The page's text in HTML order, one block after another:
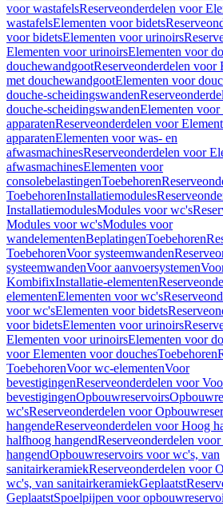
voor wastafelsReserveonderdelen voor
wastafelsElementen voor bidets
voor bidetsElementen voor urinoirs
Elementen voor urinoirsElementen voor
douchewandgootReserveonderdelen voor
met douchewandgootElementen voor
douche-scheidingswanden
douche-scheidingswandenElementen voor
apparatenReserveonderdelen voor
apparatenElementen voor was- en
afwasmachinesReserveonderdelen voor
afwasmachinesElementen voor
consolebelastingenToebehoren
ToebehorenInstallatiemodules
InstallatiemodulesModules voor wc's
Modules voor wc'sModules voor
wandelementenBeplatingenToebehoren
ToebehorenVoor systeemwanden
systeemwandenVoor aanvoersystemen
KombifixInstallatie-elementen
elementenElementen voor wc's
voor wc'sElementen voor bidets
voor bidetsElementen voor urinoirs
Elementen voor urinoirsElementen voor
voor Elementen voor douchesToebehoren
ToebehorenVoor wc-elementenVoor
bevestigingenReserveonderdelen voor
bevestigingenOpbouwreservoirs
wc'sReserveonderdelen voor
hangendeReserveonderdelen voor Hoog
halfhoog hangendReserveonderdelen
hangendOpbouwreservoirs voor wc's, van
sanitairkeramiekReserveonderdelen voor
wc's, van sanitairkeramiekGeplaatst
GeplaatstSpoelpijpen voor